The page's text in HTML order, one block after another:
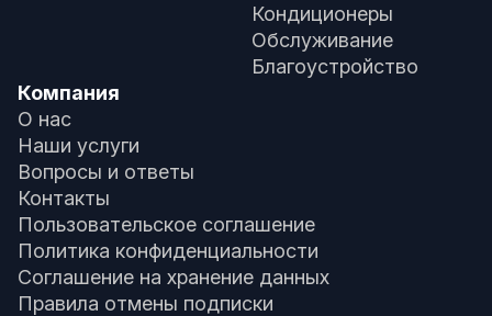
Кондиционеры
Обслуживание
Благоустройство
Компания
О нас
Наши услуги
Вопросы и ответы
Контакты
Пользовательское соглашение
Политика конфиденциальности
Соглашение на хранение данных
Правила отмены подписки